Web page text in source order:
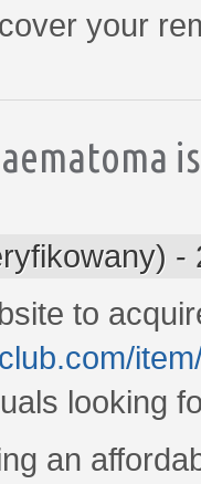
your
-
to
looking
an